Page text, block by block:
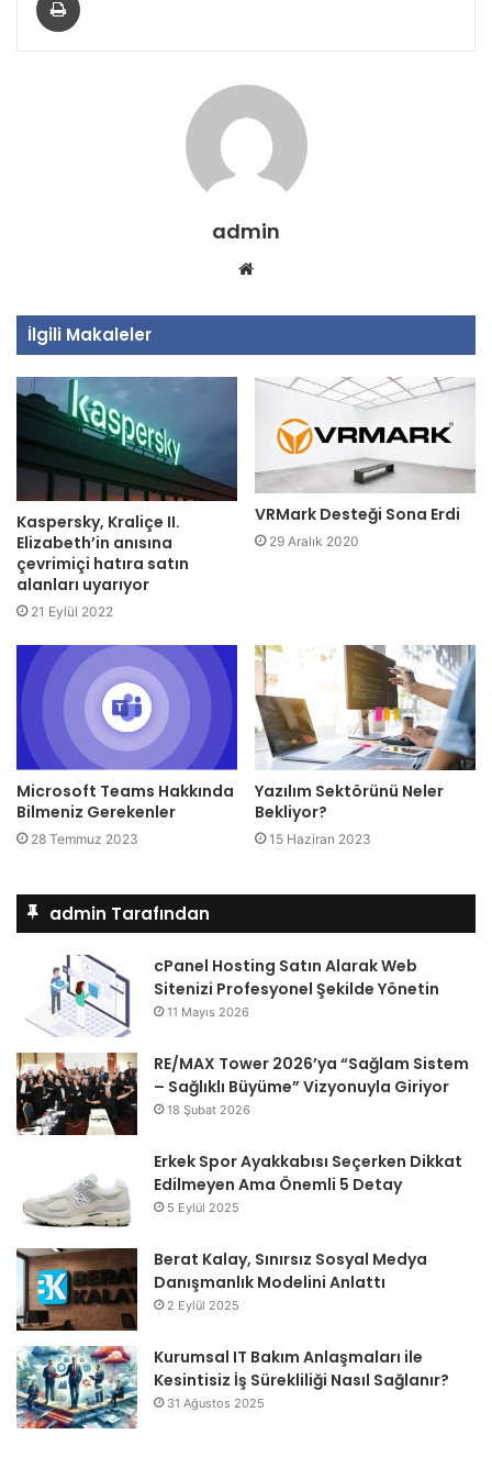
admin
Web
İlgili Makaleler
Kaspersky, Kraliçe II.
Elizabeth’in anısına
çevrimiçi hatıra satın
alanları uyarıyor
21 Eylül 2022
VRMark Desteği Sona Erdi
29 Aralık 2020
Microsoft Teams Hakkında
Bilmeniz Gerekenler
28 Temmuz 2023
Yazılım Sektörünü Neler
Bekliyor?
15 Haziran 2023
admin Tarafından
cPanel Hosting Satın Alarak Web
Sitenizi Profesyonel Şekilde Yönetin
11 Mayıs 2026
RE/MAX Tower 2026’ya “Sağlam Sistem
– Sağlıklı Büyüme” Vizyonuyla Giriyor
18 Şubat 2026
Erkek Spor Ayakkabısı Seçerken Dikkat
Edilmeyen Ama Önemli 5 Detay
5 Eylül 2025
Berat Kalay, Sınırsız Sosyal Medya
Danışmanlık Modelini Anlattı
2 Eylül 2025
Kurumsal IT Bakım Anlaşmaları ile
Kesintisiz İş Sürekliliği Nasıl Sağlanır?
31 Ağustos 2025